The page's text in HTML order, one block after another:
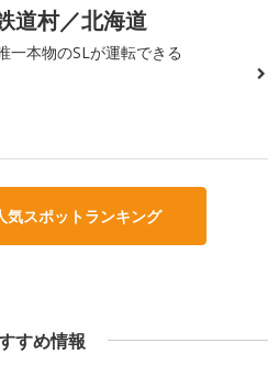
道村／北海道
一本物のSLが運転できる
気スポットランキング
すめ情報